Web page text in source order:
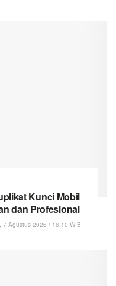
Kunci Mobil
dan Profesional
7 Agustus 2026 / 16:10 WIB